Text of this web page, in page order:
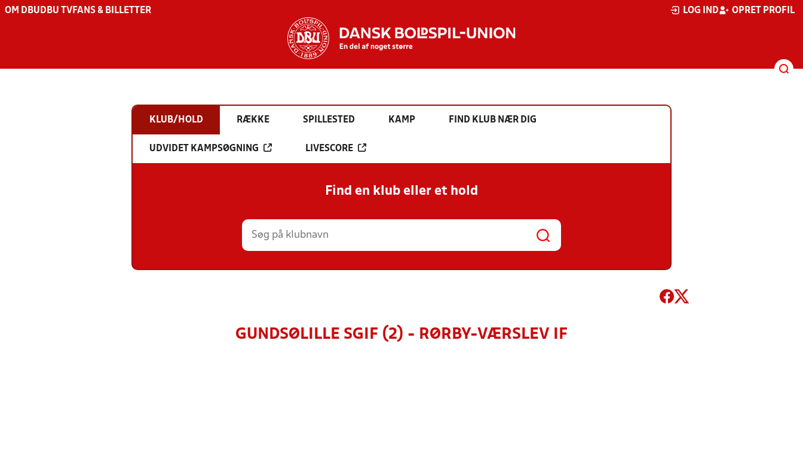
OM DBU DBU TV FANS & BILLETTER LOG IND OPRET PROFIL
KLUB/HOLD RÆKKE SPILLESTED KAMP FIND KLUB NÆR DIG
UDVIDET KAMPSØGNING LIVESCORE
Find en klub eller et hold
GUNDSØLILLE SGIF (2) - RØRBY-VÆRSLEV IF